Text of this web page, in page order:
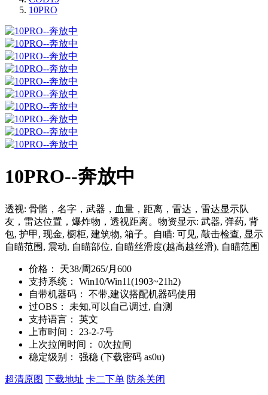
10PRO
10PRO--奔放中
透视: 骨骼，名字，武器，血量，距离，雷达，雷达显示队
友，雷达位置，爆炸物，透视距离。物资显示: 武器, 弹药, 背
包, 护甲, 现金, 橱柜, 建筑物, 箱子。自瞄: 可见, 敲击检查, 显示
自瞄范围, 震动, 自瞄部位, 自瞄丝滑度(越高越丝滑), 自瞄范围
价格：
天38/周265/月600
支持系统：
Win10/Win11(1903~21h2)
自带机器码：
不带,建议搭配机器码使用
过OBS：
未知,可以自己调过, 自测
支持语言：
英文
上市时间：
23-2-7号
上次拉闸时间：
0次拉闸
稳定级别：
强稳 (下载密码 as0u)
超清原图 下载地址 卡二下单 防杀关闭